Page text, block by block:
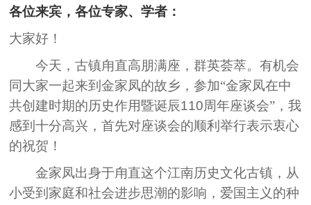
各位来宾，各位专家、学者：
大家好！
今天，古镇甪直高朋满座，群英荟萃。有机会
同大家一起来到金家凤的故乡，参加“金家凤在中
共创建时期的历史作用暨诞辰110周年座谈会”，我
感到十分高兴，首先对座谈会的顺利举行表示衷心
的祝贺！
金家凤出身于甪直这个江南历史文化古镇，从
小受到家庭和社会进步思潮的影响，爱国主义的种